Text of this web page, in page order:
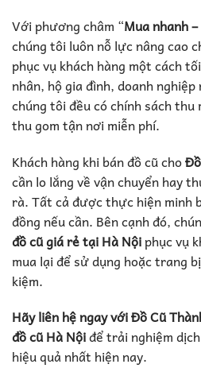
Với phương châm “Mua nhanh
chúng tôi luôn nỗ lực nâng cao
phục vụ khách hàng một cách
nhân, hộ gia đình, doanh
chúng tôi đều có chính sách
thu gom tận nơi miễn phí.
Khách hàng khi bán đồ cũ cho
cần lo lắng về vận chuyển hay
rà. Tất cả được thực hiện minh
đồng nếu cần. Bên cạnh đó,
đồ cũ giá rẻ tại Hà Nộiphục vụ
mua lại để sử dụng hoặc trang
kiệm.
Hãy liên hệ ngay với Đồ Cũ
đồ cũ Hà Nộiđể trải nghiệm
hiệu quả nhất hiện nay.